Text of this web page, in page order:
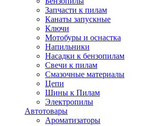
Запчасти к пилам
Канаты запускные
Ключи
Мотобуры и оснастка
Напильники
Насадки к бензопилам
Свечи к пилам
Смазочные материалы
Цепи
Шины к Пилам
Электропилы
Автотовары
Ароматизаторы